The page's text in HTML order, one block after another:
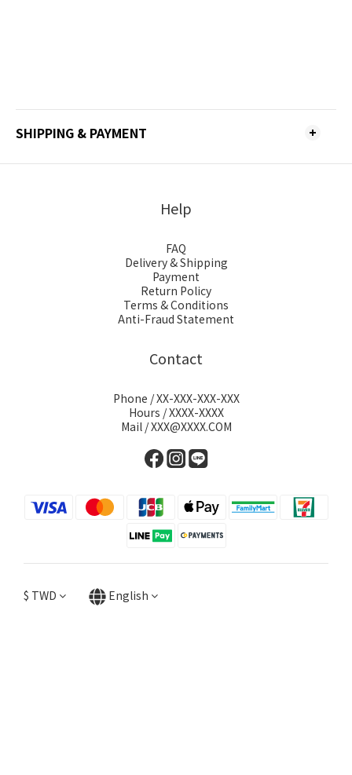
SHIPPING & PAYMENT
Help
FAQ
Delivery & Shipping
Payment
Return Policy
Terms & Conditions
Anti-Fraud Statement
Contact
Phone / XX-XXX-XXX-XXX
Hours / XXXX-XXXX
Mail / XXX@XXXX.COM
$ TWD English